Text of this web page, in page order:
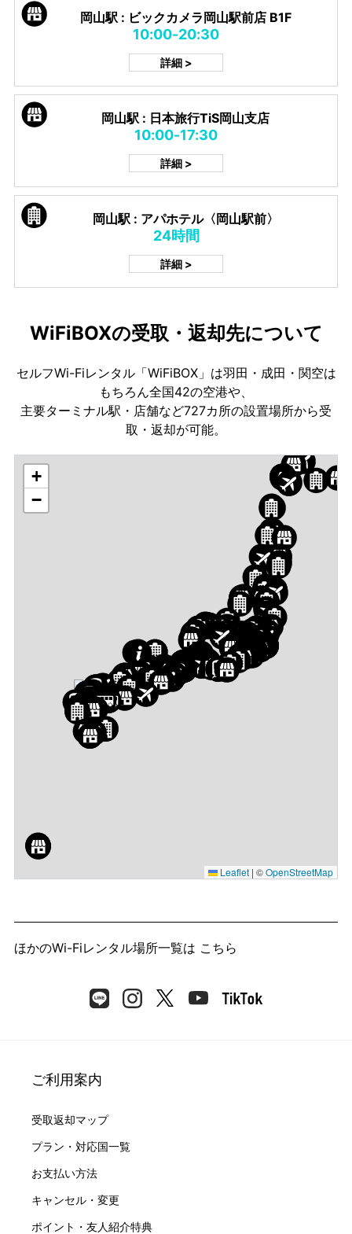
岡山駅 : ビックカメラ岡山駅前店 B1F
10:00-20:30
詳細 >
岡山駅 : 日本旅行TiS岡山支店
10:00-17:30
詳細 >
岡山駅 : アパホテル〈岡山駅前〉
24時間
詳細 >
WiFiBOXの受取・返却先について
セルフWi-Fiレンタル「WiFiBOX」は羽田・成田・関空は
もちろん全国42の空港や、
主要ターミナル駅・店舗など727カ所の設置場所から受
取・返却が可能。
+
−
Leaflet | ©OpenStreetMap
ほかのWi-Fiレンタル場所一覧は こちら
ご利用案内
受取返却マップ
プラン・対応国一覧
お支払い方法
キャンセル・変更
ポイント・友人紹介特典